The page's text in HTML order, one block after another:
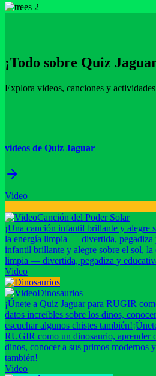
¡Todo sobre Quiz
Explora videos, canciones y
videos de Quiz Jaguar
Video
Canción del Poder Solar
¡Una canción infantil brillante y alegre
la energía limpia — divertida, pegadiza
infantil brillante y alegre sobre el sol, la
limpia — divertida, pegadiza y
Video
Dinosaurios
¡Únete a Quiz Jaguar para RUGIR
datos increíbles sobre los dinos,
escuchar algunos chistes también!
RUGIR como un dinosaurio, aprender
dinos, conocer a sus primos modernos
también!
Video